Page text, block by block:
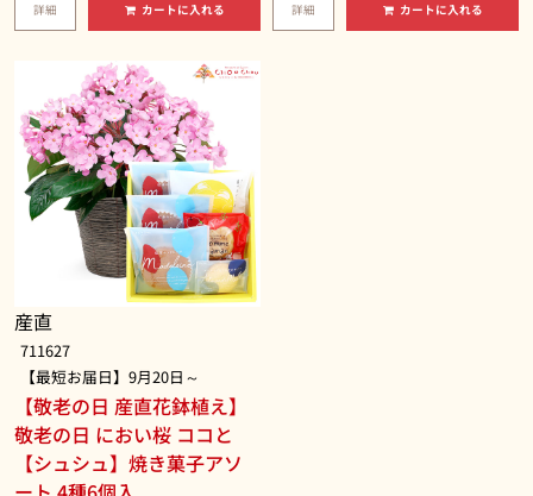
詳細 カートに入れる 詳細 カートに入れる
産直
711627
【最短お届日】9月20日～
【敬老の日 産直花鉢植え】
敬老の日 におい桜 ココと
【シュシュ】焼き菓子アソ